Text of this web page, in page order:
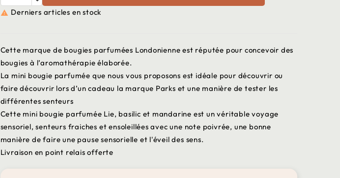
 Derniers articles en stock
Cette marque de bougies parfumées Londonienne est réputée pour concevoir des
bougies à l’aromathérapie élaborée.
La mini bougie parfumée que nous vous proposons est idéale pour découvrir ou
faire découvrir lors d’un cadeau la marque Parks et une manière de tester les
différentes senteurs
Cette mini bougie parfumée Lie, basilic et mandarine est un véritable voyage
sensoriel, senteurs fraiches et ensoleillées avec une note poivrée, une bonne
manière de faire une pause sensorielle et l'éveil des sens.
Livraison en point relais offerte